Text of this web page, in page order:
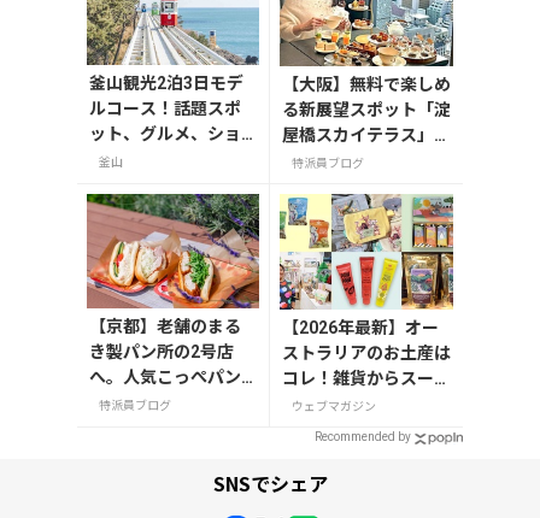
釜山観光2泊3日モデ
ルコース！話題スポ
ット、グルメ、ショ
ッピングを満喫
釜山
【大阪】無料で楽しめ
る新展望スポット「淀
屋橋スカイテラス」と
30階アフタヌーンテ
特派員ブログ
【京都】老舗のまる
き製パン所の2号店
へ。人気こっぺパン
を市役所で味わう
特派員ブログ
【2026年最新】オー
ストラリアのお土産は
コレ！雑貨からスーパ
ーでも買えるグルメま
で13選
ウェブマガジン
Recommended by
SNSでシェア